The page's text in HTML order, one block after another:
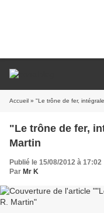
Accueil » "Le trône de fer,
"Le trône de fer,
Martin
Publié le 15/08/2012 à 17:02
Par Mr K